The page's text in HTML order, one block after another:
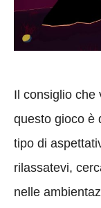
Il consiglio che
questo gioco è
tipo di
rilassatevi,
nelle